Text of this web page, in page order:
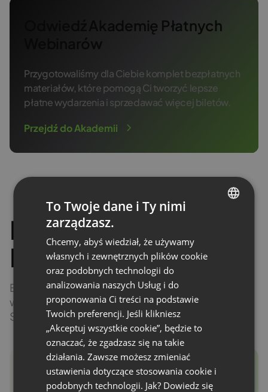
Odwiedź Akademię Płatnych
Przygotowaliśmy dla Ciebie komplet bezpłatnych
materiałów, które pomogą Ci tworzyć lepsze
płatne wydarzenia i sprzedawać więcej biletów.
Przejdź do Akademii
Inni jużzar a b
Poznaj realne liczby!
Eksperci z Twojej branży już zarabiają na swojej
wiedzy.
Sprawdź, jakie zyski przynoszą im webinary!
FRENCH
RUSSIAN
SPANISH
ITALIAN
To Twoje dane i Ty nimi
zarządzasz.
Chcemy, abyś wiedział, że używamy
własnych i zewnętrznych plików cookie
oraz podobnych technologii do
analizowania naszych Usług i do
proponowania Ci treści na podstawie
Twoich preferencji. Jeśli klikniesz
„Akceptuj wszystkie cookie”, będzie to
oznaczać, że zgadzasz się na takie
działania. Zawsze możesz zmieniać
ustawienia dotyczące stosowania cookie i
podobnych technologii. Jak? Dowiedz się